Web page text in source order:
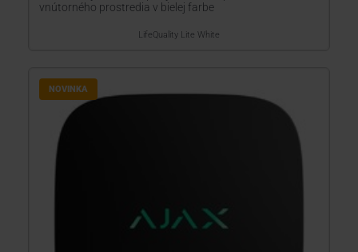
vnútorného prostredia v bielej farbe
LifeQuality Lite White
NOVINKA